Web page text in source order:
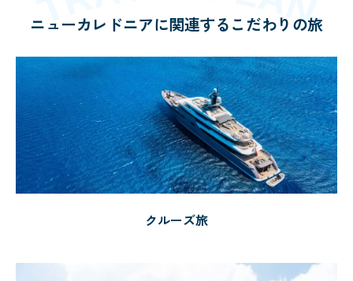
ニューカレドニアに関連するこだわりの旅
クルーズ旅